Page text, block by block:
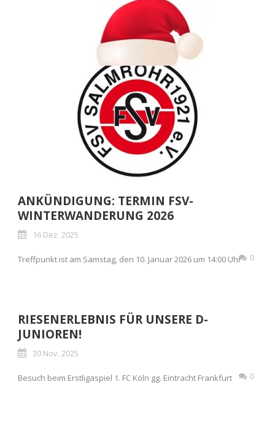
ANKÜNDIGUNG: TERMIN FSV-
WINTERWANDERUNG 2026
16 Dez. 2025
Treffpunkt ist am Samstag, den 10. Januar 2026 um 14:00 Uhr 0
RIESENERLEBNIS FÜR UNSERE D-
JUNIOREN!
30 Nov. 2025
Besuch beim Erstligaspiel 1. FC Köln gg. Eintracht Frankfurt 0